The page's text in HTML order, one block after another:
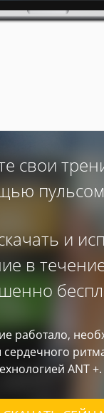
свои
и
в
работало,
ANT +.